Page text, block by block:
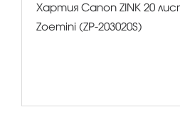
Хартия Canon ZINK 20
Zoemini (ZP-203020S)